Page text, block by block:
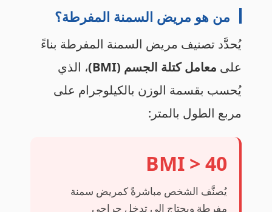
من هو مريض السمنة المفرطة؟
يُحدَّد تصنيف مريض السمنة المفرطة بناءً
على معامل كتلة الجسم (BMI)
، الذي
يُحسب بقسمة الوزن بالكيلوجرام على
مربع الطول بالمتر:
BMI > 40
يُصنَّف الشخص مباشرةً كمريض سمنة
مفرطة ويحتاج إلى تدخل جراحي